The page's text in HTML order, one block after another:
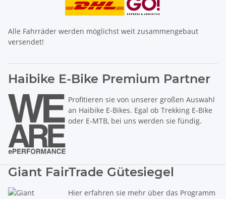
Alle Fahrräder werden möglichst weit zusammengebaut
versendet!
Haibike E-Bike Premium Partner
Profitieren sie von unserer großen Auswahl
an Haibike E-Bikes. Egal ob Trekking E-Bike
oder E-MTB, bei uns werden sie fündig.
Giant FairTrade Gütesiegel
Hier erfahren sie mehr über das Programm